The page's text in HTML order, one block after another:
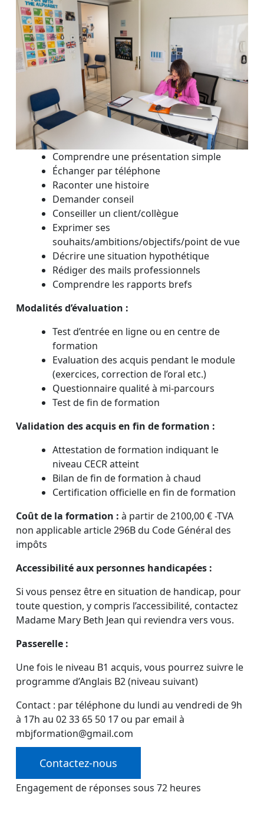
Comprendre une présentation simple
Échanger par téléphone
Raconter une histoire
Demander conseil
Conseiller un client/collègue
Exprimer ses
souhaits/ambitions/objectifs/point de vue
Décrire une situation hypothétique
Rédiger des mails professionnels
Comprendre les rapports brefs
Modalités d’évaluation :
Test d’entrée en ligne ou en centre de
formation
Evaluation des acquis pendant le module
(exercices, correction de l’oral etc.)
Questionnaire qualité à mi-parcours
Test de fin de formation
Validation des acquis en fin de formation :
Attestation de formation indiquant le
niveau CECR atteint
Bilan de fin de formation à chaud
Certification officielle en fin de formation
Coût de la formation : à partir de 2100,00 € -TVA
non applicable article 296B du Code Général des
impôts
Accessibilité aux personnes handicapées :
Si vous pensez être en situation de handicap, pour
toute question, y compris l’accessibilité, contactez
Madame Mary Beth Jean qui reviendra vers vous.
Passerelle :
Une fois le niveau B1 acquis, vous pourrez suivre le
programme d’Anglais B2 (niveau suivant)
Contact : par téléphone du lundi au vendredi de 9h
à 17h au 02 33 65 50 17 ou par email à
mbjformation@gmail.com
Contactez-nous
Engagement de réponses sous 72 heures